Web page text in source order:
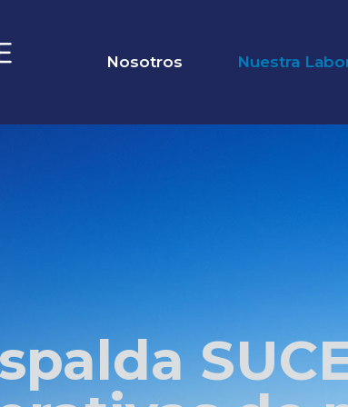
Nosotros Nuestra